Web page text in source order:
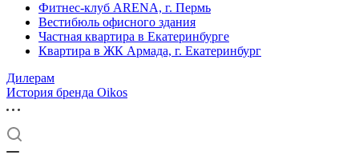
Фитнес-клуб ARENA, г. Пермь
Вестибюль офисного здания
Частная квартира в Екатеринбурге
Квартира в ЖК Армада, г. Екатеринбург
Дилерам
История бренда Oikos